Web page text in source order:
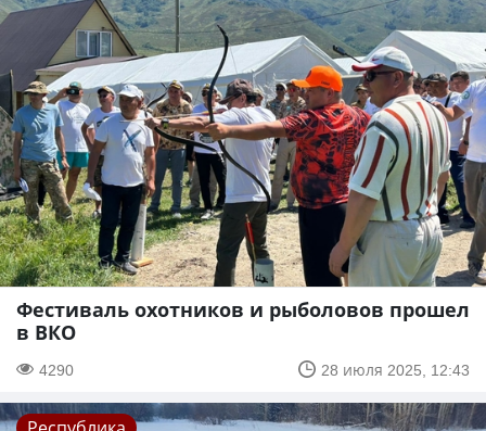
Фестиваль охотников и рыболовов прошел
в ВКО
4290 28 июля 2025, 12:43